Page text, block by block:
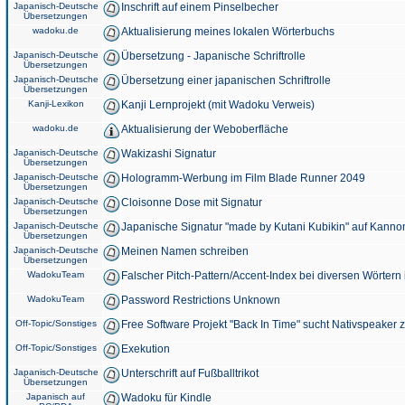
Japanisch-Deutsche
Übersetzungen
Inschrift auf einem Pinselbecher
wadoku.de Aktualisierung meines lokalen Wörterbuchs
Japanisch-Deutsche
Übersetzungen
Übersetzung - Japanische Schriftrolle
Japanisch-Deutsche
Übersetzungen
Übersetzung einer japanischen Schriftrolle
Kanji-Lexikon Kanji Lernprojekt (mit Wadoku Verweis)
wadoku.de Aktualisierung der Weboberfläche
Japanisch-Deutsche
Übersetzungen
Wakizashi Signatur
Japanisch-Deutsche
Übersetzungen
Hologramm-Werbung im Film Blade Runner 2049
Japanisch-Deutsche
Übersetzungen
Cloisonne Dose mit Signatur
Japanisch-Deutsche
Übersetzungen
Japanische Signatur "made by Kutani Kubikin" auf
Japanisch-Deutsche
Übersetzungen
Meinen Namen schreiben
WadokuTeam Falscher Pitch-Pattern/Accent-Index bei diversen
WadokuTeam Password Restrictions Unknown
Off-Topic/Sonstiges Free Software Projekt "Back In Time" sucht Nativspeaker
Off-Topic/Sonstiges Exekution
Japanisch-Deutsche
Übersetzungen
Unterschrift auf Fußballtrikot
Japanisch auf
Wadoku für Kindle